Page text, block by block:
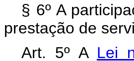
§ 6º A
prestação de
Art. 5º A Lei